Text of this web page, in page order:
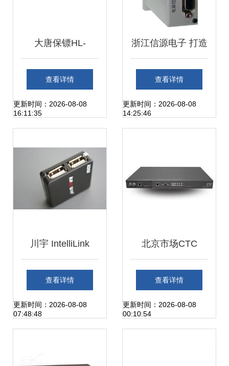
大唐保镖HL-
7908KVM切换器
构建高效数码管理
查看详情
更新时间：2026-08-08
16:11:35
浙江信源电子 打造
数字庭审系统一体
化解决方案，赋能
查看详情
更新时间：2026-08-08
14:25:46
川宇 IntelliLink
H202 4口迷你USB
Hub的精致设计与
查看详情
更新时间：2026-08-08
07:48:48
北京市场CTC
ETU02 MUX Plus
复用器批发价格分
查看详情
更新时间：2026-08-08
00:10:54